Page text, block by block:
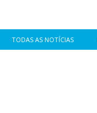
TODAS AS NOTÍCIAS